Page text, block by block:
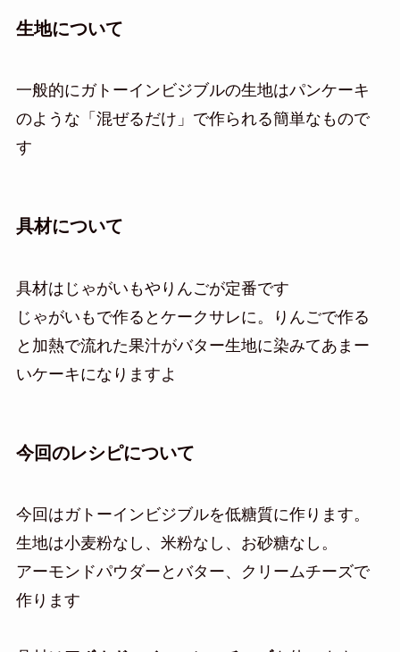
生地について
一般的にガトーインビジブルの生地はパンケーキ
のような「混ぜるだけ」で作られる簡単なもので
す
具材について
具材はじゃがいもやりんごが定番です
じゃがいもで作るとケークサレに。りんごで作る
と加熱で流れた果汁がバター生地に染みてあまー
いケーキになりますよ
今回のレシピについて
今回はガトーインビジブルを低糖質に作ります。
生地は小麦粉なし、米粉なし、お砂糖なし。
アーモンドパウダーとバター、クリームチーズで
作ります